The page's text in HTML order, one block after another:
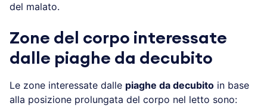
del malato.
Zone del corpo interessate
dalle piaghe da decubito
Le zone interessate dalle piaghe da decubito in base
alla posizione prolungata del corpo nel letto sono: